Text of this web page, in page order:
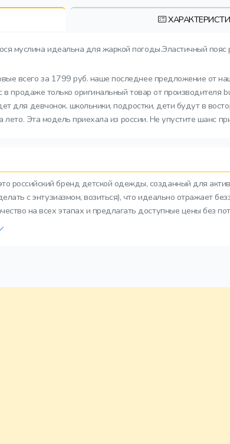
муслина идеальна для жаркой погоды.Эластичный
всего за 1799 руб. наше последнее предложение от
продаже только оригинальный товар от
для девчонок. школьники, подростки, дети будут в
лето. Эта модель приехала из россии. Не упустите шанс
российский бренд детской одежды, созданный для
с энтузиазмом, возиться), что идеально отражает
на всех этапах и предлагать доступные цены без